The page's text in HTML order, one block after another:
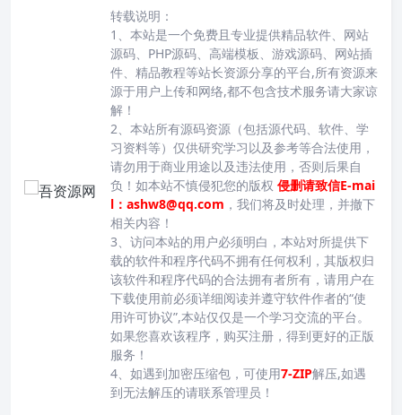
转载说明：
1、本站是一个免费且专业提供精品软件、网站
源码、PHP源码、高端模板、游戏源码、网站插
件、精品教程等站长资源分享的平台,所有资源来
源于用户上传和网络,都不包含技术服务请大家谅
解！
2、本站所有源码资源（包括源代码、软件、学
习资料等）仅供研究学习以及参考等合法使用，
请勿用于商业用途以及违法使用，否则后果自
负！如本站不慎侵犯您的版权 侵删请致信E-mai
l：ashw8@qq.com ，我们将及时处理，并撤下
相关内容！
3、访问本站的用户必须明白，本站对所提供下
载的软件和程序代码不拥有任何权利，其版权归
该软件和程序代码的合法拥有者所有，请用户在
下载使用前必须详细阅读并遵守软件作者的“使
用许可协议”,本站仅仅是一个学习交流的平台。
如果您喜欢该程序，购买注册，得到更好的正版
服务！
4、如遇到加密压缩包，可使用7-ZIP解压,如遇
到无法解压的请联系管理员！